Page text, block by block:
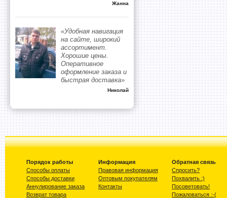
Жанна
«Удобная навигация
на сайте, широкий
ассортимент.
Хорошие цены.
Оперативное
оформление заказа и
быстрая доставка»
Николай
Порядок работы
Способы оплаты
Способы доставки
Аннулирование заказа
Возврат товара
Информация
Правовая информация
Оптовым покупателям
Контакты
Обратная связь
Спросить?
Похвалить :)
Посоветовать!
Пожаловаться :-(